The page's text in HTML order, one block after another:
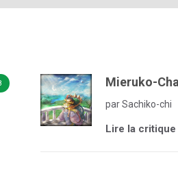
Mieruko-
par Sachiko-chi
Lire la